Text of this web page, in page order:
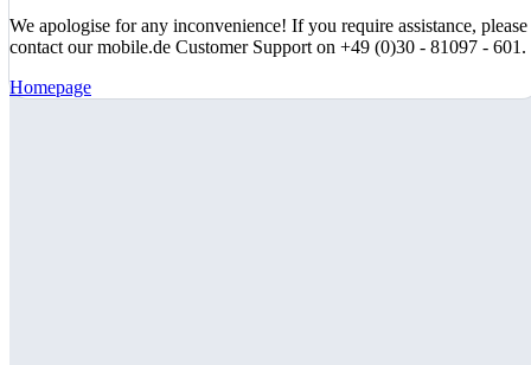
We apologise for any inconvenience! If you require assistance, please
contact our mobile.de Customer Support on +49 (0)30 - 81097 - 601.
Homepage